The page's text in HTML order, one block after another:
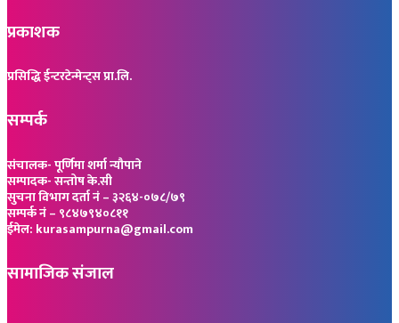
प्रकाशक
प्रसिद्धि ईन्टरटेन्मेन्ट्स प्रा.लि.
सम्पर्क
संचालक- पूर्णिमा शर्मा न्यौपाने
सम्पादक- सन्तोष के.सी
सुचना विभाग दर्ता नं – ३२६४-०७८/७९
सम्पर्क नं – ९८४७९४०८११
ईमेल: kurasampurna@gmail.com
सामाजिक संजाल